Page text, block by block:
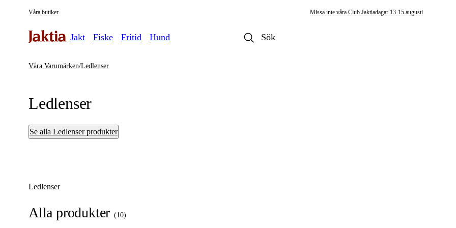
Våra butiker Missa inte våra Club Jaktiadagar 13-15 augusti
Jakt Fiske Fritid Hund
Våra Varumärken/Ledlenser
Ledlenser
Se alla Ledlenser produkter
Ledlenser
Alla produkter (10)